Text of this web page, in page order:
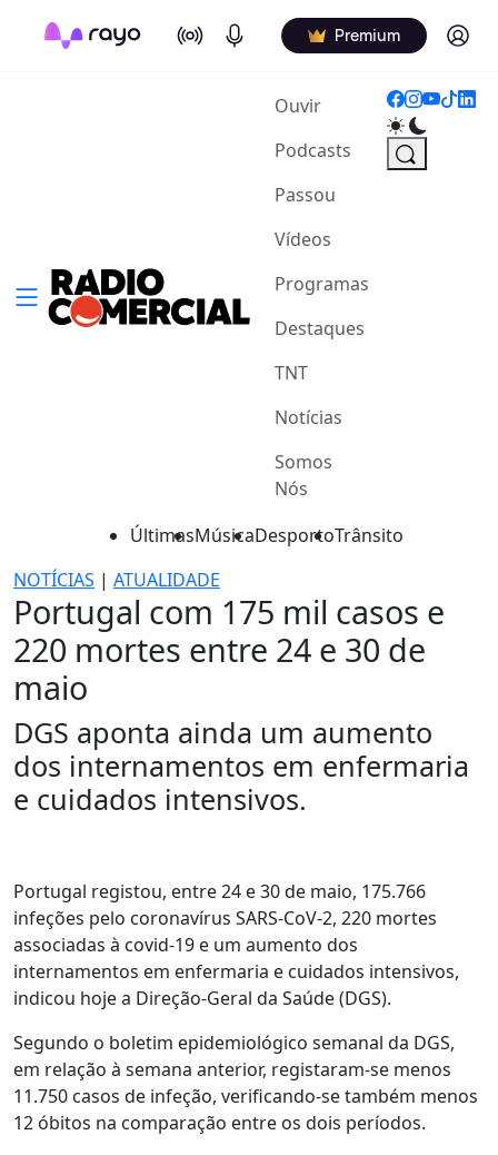
On Air Podcasts Premium Log in
Ouvir(current)
Podcasts
Passou
Vídeos
Programas
Destaques
TNT
Notícias
Somos
Nós
ÚltimasMúsicaDesportoTrânsito
NOTÍCIAS | ATUALIDADE
Portugal com 175 mil casos e
220 mortes entre 24 e 30 de
maio
DGS aponta ainda um aumento
dos internamentos em enfermaria
e cuidados intensivos.
Portugal registou, entre 24 e 30 de maio, 175.766
infeções pelo coronavírus SARS-CoV-2, 220 mortes
associadas à covid-19 e um aumento dos
internamentos em enfermaria e cuidados intensivos,
indicou hoje a Direção-Geral da Saúde (DGS).
Segundo o boletim epidemiológico semanal da DGS,
em relação à semana anterior, registaram-se menos
11.750 casos de infeção, verificando-se também menos
12 óbitos na comparação entre os dois períodos.